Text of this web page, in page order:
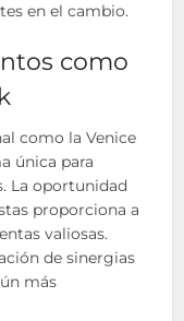
en el cambio.
como
como la Venice
única para
La oportunidad
proporciona a
valiosas.
de sinergias
más